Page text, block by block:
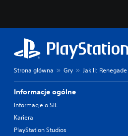
Strona główna Gry Jak II: Renegade
Informacje ogólne
Informacje o SIE
Kariera
PlayStation Studios